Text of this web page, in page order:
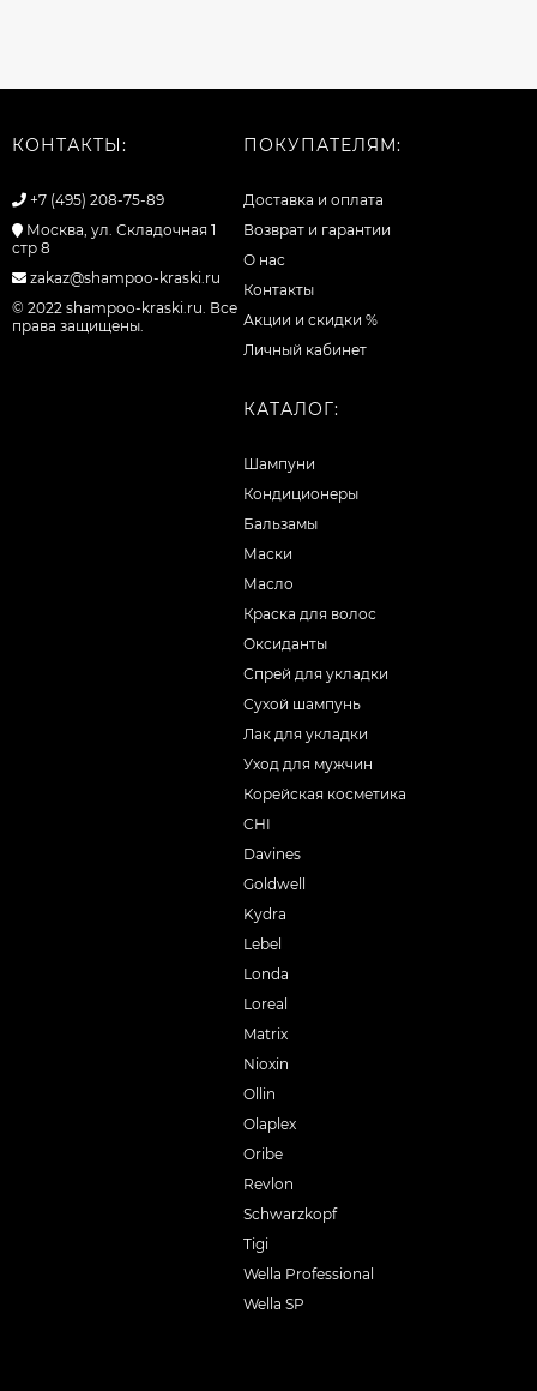
КОНТАКТЫ:
+7 (495) 208-75-89
Москва, ул. Складочная 1
стр 8
zakaz@shampoo-kraski.ru
© 2022 shampoo-kraski.ru. Все
права защищены.
ПОКУПАТЕЛЯМ:
Доставка и оплата
Возврат и гарантии
О нас
Контакты
Акции и скидки %
Личный кабинет
КАТАЛОГ:
Шампуни
Кондиционеры
Бальзамы
Маски
Масло
Краска для волос
Оксиданты
Спрей для укладки
Сухой шампунь
Лак для укладки
Уход для мужчин
Корейская косметика
CHI
Davines
Goldwell
Kydra
Lebel
Londa
Loreal
Matrix
Nioxin
Ollin
Olaplex
Oribe
Revlon
Schwarzkopf
Tigi
Wella Professional
Wella SP